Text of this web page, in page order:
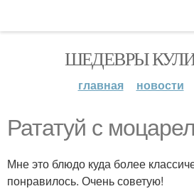
ШЕДЕВРЫ
главная новости
Рататуй с
Мне это блюдо куда более
понравилось. Очень советую!